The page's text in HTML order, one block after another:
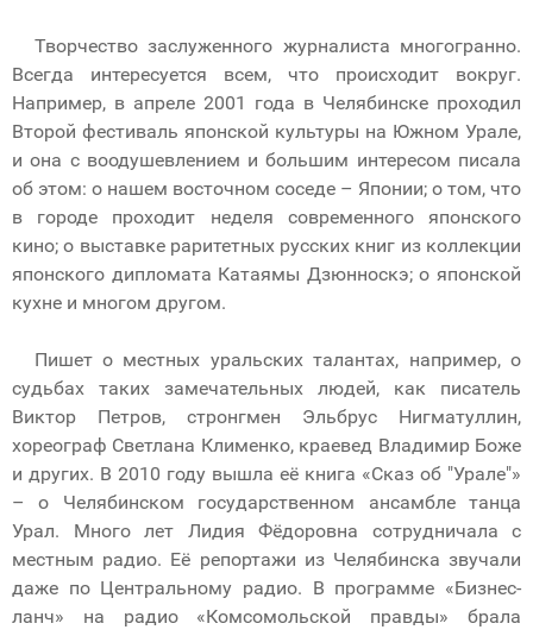
Творчество заслуженного журналиста многогранно.
Всегда интересуется всем, что происходит вокруг.
Например, в апреле 2001 года в Челябинске проходил
Второй фестиваль японской культуры на Южном Урале,
и она с воодушевлением и большим интересом писала
об этом: о нашем восточном соседе – Японии; о том, что
в городе проходит неделя современного японского
кино; о выставке раритетных русских книг из коллекции
японского дипломата Катаямы Дзюнноскэ; о японской
кухне и многом другом.
Пишет о местных уральских талантах, например, о
судьбах таких замечательных людей, как писатель
Виктор Петров, стронгмен Эльбрус Нигматуллин,
хореограф Светлана Клименко, краевед Владимир Боже
и других. В 2010 году вышла её книга «Сказ об "Урале"»
– о Челябинском государственном ансамбле танца
Урал. Много лет Лидия Фёдоровна сотрудничала с
местным радио. Её репортажи из Челябинска звучали
даже по Центральному радио. В программе «Бизнес-
ланч» на радио «Комсомольской правды» брала